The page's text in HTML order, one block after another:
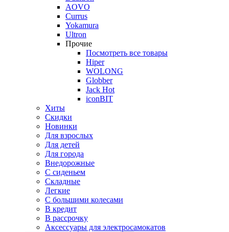
AOVO
Currus
Yokamura
Ultron
Прочие
Посмотреть все товары
Hiper
WOLONG
Globber
Jack Hot
iconBIT
Хиты
Скидки
Новинки
Для взрослых
Для детей
Для города
Внедорожные
С сиденьем
Складные
Легкие
С большими колесами
В кредит
В рассрочку
Аксессуары для электросамокатов